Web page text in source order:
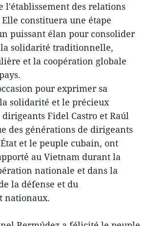
l'établissement des relations
constituera une étape
puissant élan pour consolider
solidarité traditionnelle,
et la coopération globale
pour exprimer sa
solidarité et le précieux
Fidel Castro et Raúl
des générations de dirigeants
et le peuple cubain, ont
au Vietnam durant la
nationale et dans la
la défense et du
nationaux.